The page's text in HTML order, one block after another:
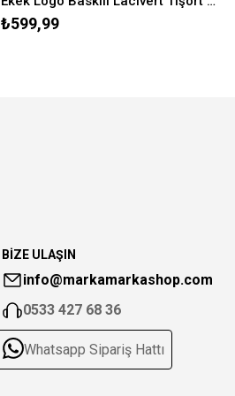
₺599,99
BİZE ULAŞIN
info@markamarkashop.com
0533 427 68 36
Whatsapp Sipariş Hattı